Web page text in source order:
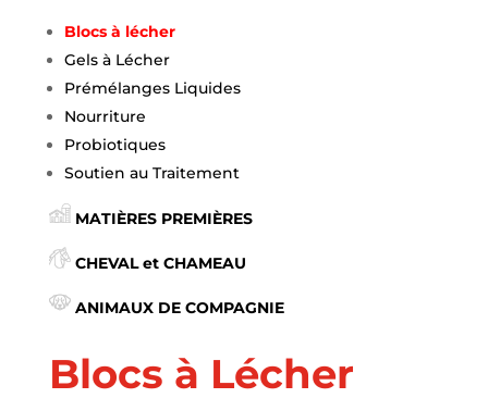
Blocs à lécher
Gels à Lécher
Prémélanges Liquides
Nourriture
Probiotiques
Soutien au Traitement
MATIÈRES PREMIÈRES
CHEVAL et CHAMEAU
ANIMAUX DE COMPAGNIE
Blocs à Lécher